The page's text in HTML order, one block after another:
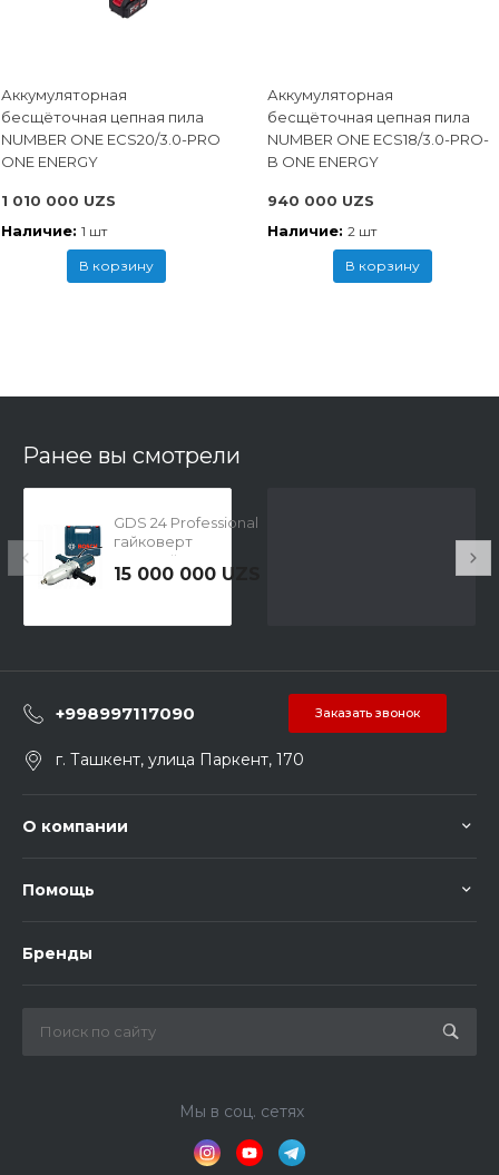
Аккумуляторная
бесщёточная цепная пила
NUMBER ONE ECS20/3.0-PRO
ONE ENERGY
1 010 000 UZS
Наличие: 1 шт
В корзину
Аккумуляторная
бесщёточная цепная пила
NUMBER ONE ECS18/3.0-PRO-
B ONE ENERGY
940 000 UZS
Наличие: 2 шт
В корзину
Ранее вы смотрели
GDS 24 Professional
гайковерт
ударный,
0601434108
15 000 000 UZS
+998997117090 Заказать звонок
г. Ташкент, улица Паркент, 170
О компании
Помощь
Бренды
Мы в соц. сетях